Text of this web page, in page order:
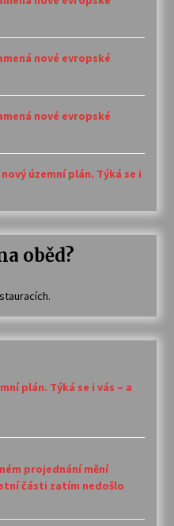
nové evropské
nové evropské
územní plán. Týká se i
oběd?
plán. Týká se i vás – a
projednání mění
části zatím nedošlo